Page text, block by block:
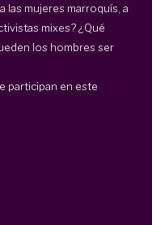
las mujeres marroquís, a
mixes? ¿Qué
los hombres ser
participan en este